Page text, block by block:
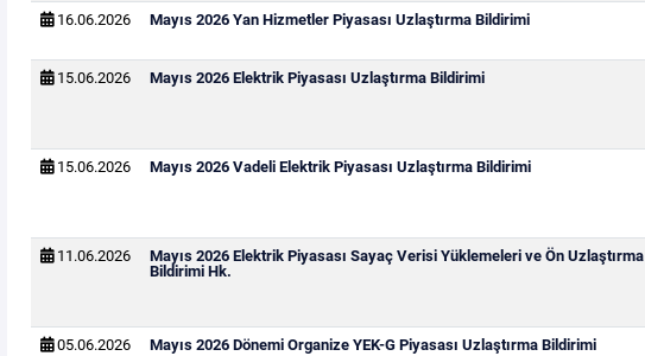
16.06.2026 Mayıs 2026 Yan Hizmetler Piyasası Uzlaştırma Bildirimi
15.06.2026 Mayıs 2026 Elektrik Piyasası Uzlaştırma Bildirimi
15.06.2026 Mayıs 2026 Vadeli Elektrik Piyasası Uzlaştırma Bildirimi
11.06.2026
Mayıs 2026 Elektrik Piyasası Sayaç Verisi Yüklemeleri ve Ön Uzlaştırma
Bildirimi Hk.
05.06.2026 Mayıs 2026 Dönemi Organize YEK-G Piyasası Uzlaştırma Bildirimi